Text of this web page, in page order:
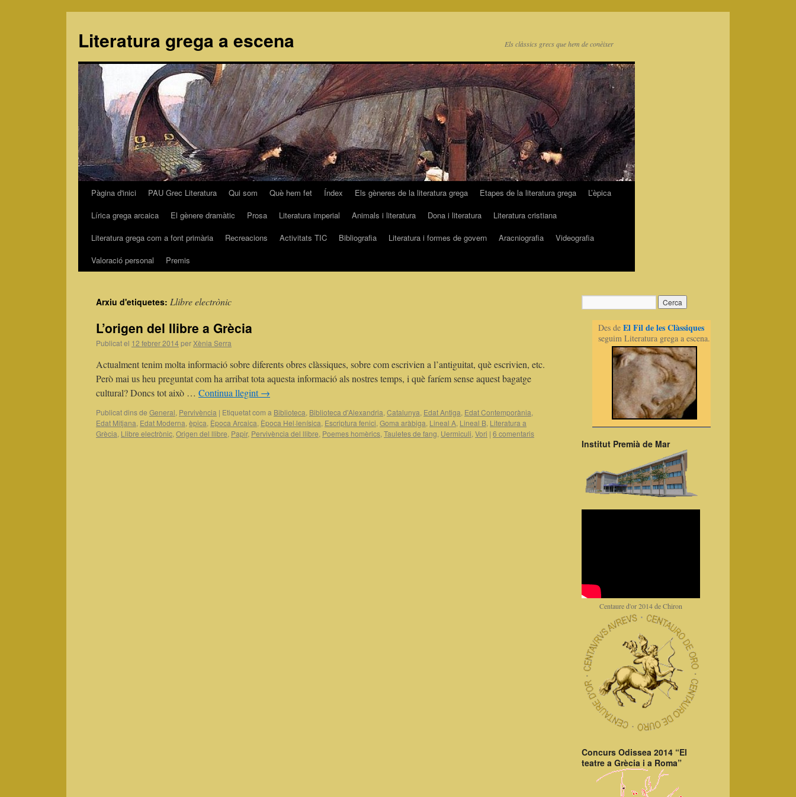
Literatura grega a escena Els clàssics grecs que hem de conèixer
Vés
contingut
Pàgina d'inici PAU Grec Literatura Qui som Què hem fet Índex Els gèneres de la literatura grega Etapes de la literatura grega
L’èpica
Lírica grega arcaica
El gènere dramàtic Prosa Literatura imperial Animals i literatura Dona i literatura
Literatura cristiana
Literatura grega com a font primària
Recreacions Activitats TIC Bibliografia Literatura i formes de govern Aracniografia
Videografia
Valoració personal
Premis
Arxiu d'etiquetes: Llibre electrònic
L’origen del llibre a Grècia
Publicat el 12 febrer 2014 per Xènia Serra
Actualment tenim molta informació sobre diferents obres clàssiques, sobre com escrivien a l’antiguitat, què escrivien, etc.
Però mai us heu preguntat com ha arribat tota aquesta informació als nostres temps, i què faríem sense aquest bagatge
cultural? Doncs tot això … Continua llegint→
Publicat dins de General Pervivència | Etiquetat com a Biblioteca Biblioteca d'Alexandria Catalunya Edat Antiga Edat Contemporània
Edat Mitjana Edat Moderna èpica Època Arcaica Època Hel·lenísica Escriptura fenici Goma aràbiga Lineal A Lineal B Literatura a
Grècia Llibre electrònic Origen del llibre Papir, Pervivència del llibre Poemes homèrics Tauletes de fang Uermiculi Vori | 6 comentaris
Des deEl Fil de les Clàssiques
seguim Literatura grega a escena.
Institut Premià de Mar
Centaure d'or 2014 de Chiron
Concurs Odissea 2014 “El
teatre a Grècia i a Roma”